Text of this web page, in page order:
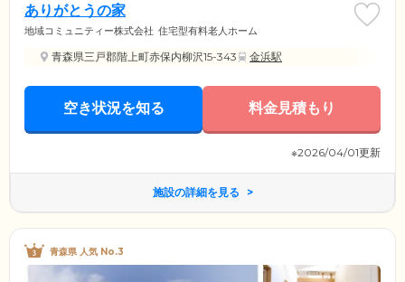
ありがとうの家
地域コミュニティー株式会社 住宅型有料老人ホーム
青森県三戸郡階上町赤保内柳沢15-343 金浜駅
空き状況を知る 料金見積もり
※2026/04/01更新
施設の詳細を見る
青森県 人気 No.3